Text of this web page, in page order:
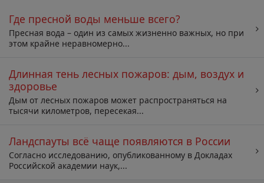
Где пресной воды меньше всего?
Пресная вода – один из самых жизненно важных, но при
этом крайне неравномерно...
Длинная тень лесных пожаров: дым, воздух и
здоровье
Дым от лесных пожаров может распространяться на
тысячи километров, пересекая...
Ландспауты всё чаще появляются в России
Согласно исследованию, опубликованному в Докладах
Российской академии наук,...